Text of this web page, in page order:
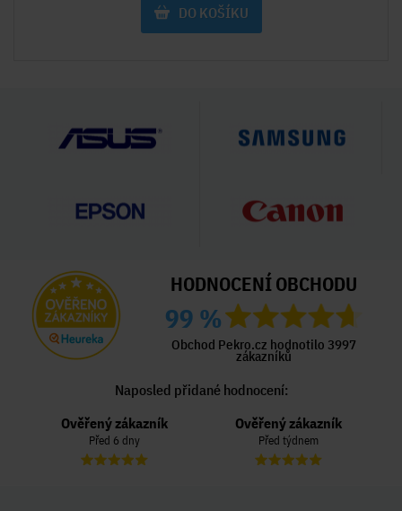
DO KOŠÍKU
HODNOCENÍ OBCHODU
99 %
Obchod Pekro.cz hodnotilo 3997
zákazníků
Naposled přidané hodnocení:
Ověřený zákazník
Před 6 dny
Ověřený zákazník
Před týdnem